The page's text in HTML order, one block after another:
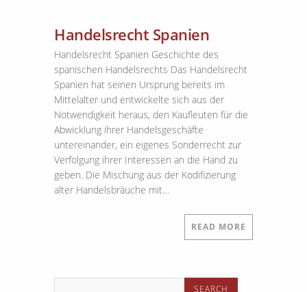
Handelsrecht Spanien
Handelsrecht Spanien Geschichte des
spanischen Handelsrechts Das Handelsrecht
Spanien hat seinen Ursprung bereits im
Mittelalter und entwickelte sich aus der
Notwendigkeit heraus, den Kaufleuten für die
Abwicklung ihrer Handelsgeschäfte
untereinander, ein eigenes Sonderrecht zur
Verfolgung ihrer Interessen an die Hand zu
geben. Die Mischung aus der Kodifizierung
alter Handelsbräuche mit…
READ MORE